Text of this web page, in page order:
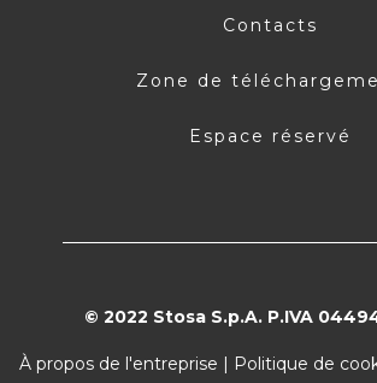
Contacts
Zone de
Espace réservé
© 2022 Stosa S.p.A. P.IVA
À propos de l'entreprise | Politique de